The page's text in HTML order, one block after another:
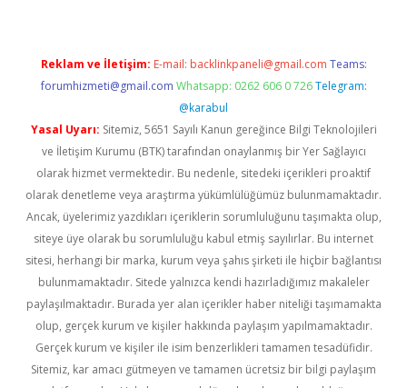
Reklam ve İletişim: E-mail: backlinkpaneli@gmail.com Teams:
forumhizmeti@gmail.com Whatsapp: 0262 606 0 726 Telegram:
@karabul
Yasal Uyarı: Sitemiz, 5651 Sayılı Kanun gereğince Bilgi Teknolojileri
ve İletişim Kurumu (BTK) tarafından onaylanmış bir Yer Sağlayıcı
olarak hizmet vermektedir. Bu nedenle, sitedeki içerikleri proaktif
olarak denetleme veya araştırma yükümlülüğümüz bulunmamaktadır.
Ancak, üyelerimiz yazdıkları içeriklerin sorumluluğunu taşımakta olup,
siteye üye olarak bu sorumluluğu kabul etmiş sayılırlar. Bu internet
sitesi, herhangi bir marka, kurum veya şahıs şirketi ile hiçbir bağlantısı
bulunmamaktadır. Sitede yalnızca kendi hazırladığımız makaleler
paylaşılmaktadır. Burada yer alan içerikler haber niteliği taşımamakta
olup, gerçek kurum ve kişiler hakkında paylaşım yapılmamaktadır.
Gerçek kurum ve kişiler ile isim benzerlikleri tamamen tesadüfidir.
Sitemiz, kar amacı gütmeyen ve tamamen ücretsiz bir bilgi paylaşım